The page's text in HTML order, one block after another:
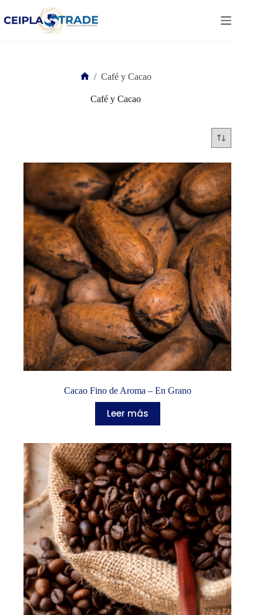
al
contenido
/ Café y Cacao
Café y Cacao
Cacao Fino de Aroma – En Grano
Leer más